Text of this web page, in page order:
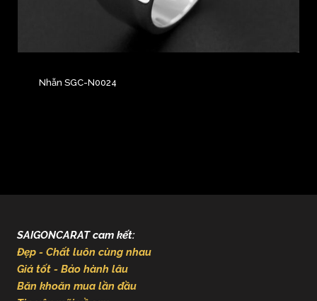
Nhẫn SGC-N0024
SAIGONCARAT cam kết:
Đẹp - Chất luôn cùng nhau
Giá tốt - Bảo hành lâu
Băn khoăn mua lần đầu